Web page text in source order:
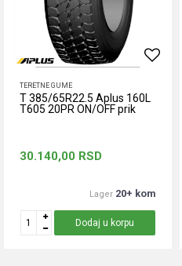
TERETNE GUME
T 385/65R22.5 Aplus 160L
T605 20PR ON/OFF prik
30.140,00 RSD
Lager 20+ kom
Dodaj u korpu